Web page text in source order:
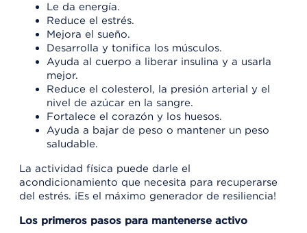
Le da energía.
Reduce el estrés.
Mejora el sueño.
Desarrolla y tonifica los músculos.
Ayuda al cuerpo a liberar insulina y a usarla
mejor.
Reduce el colesterol, la presión arterial y el
nivel de azúcar en la sangre.
Fortalece el corazón y los huesos.
Ayuda a bajar de peso o mantener un peso
saludable.
La actividad física puede darle el
acondicionamiento que necesita para recuperarse
del estrés. ¡Es el máximo generador de resiliencia!
Los primeros pasos para mantenerse activo